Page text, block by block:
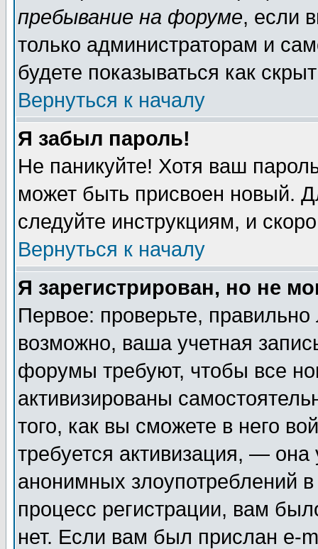
пребывание на форуме, если
только администраторам и
будете показываться как
Вернуться к началу
Я забыл пароль!
Не паникуйте! Хотя ваш
может быть присвоен новый.
следуйте инструкциям, и
Вернуться к началу
Я зарегистрирован, но не
Первое: проверьте,
возможно, ваша учетная
форумы требуют, чтобы все
активизированы
того, как вы сможете в него
требуется активизация, —
анонимных злоупотреблений
процесс регистрации, вам
нет. Если вам был прислан e-